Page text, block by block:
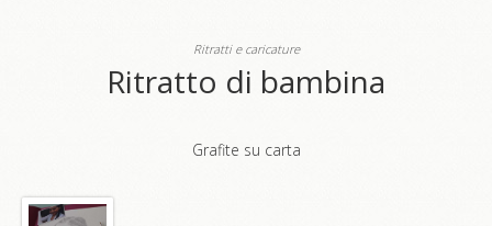
Ritratti e caricature
Ritratto di bambina
Grafite su carta